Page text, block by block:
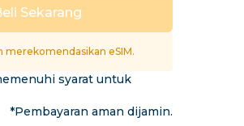
Sekarang
merekomendasikan eSIM.
syarat untuk
*Pembayaran aman dijamin.